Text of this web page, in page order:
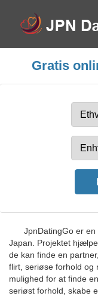
Gratis
JpnDatingGo er
Japan. Projektet
de kan finde en
flirt, seriøse forhold og
mulighed for at finde
seriøst forhold, skabe